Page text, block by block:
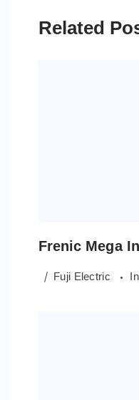
Related
Frenic Mega
Fuji Electric